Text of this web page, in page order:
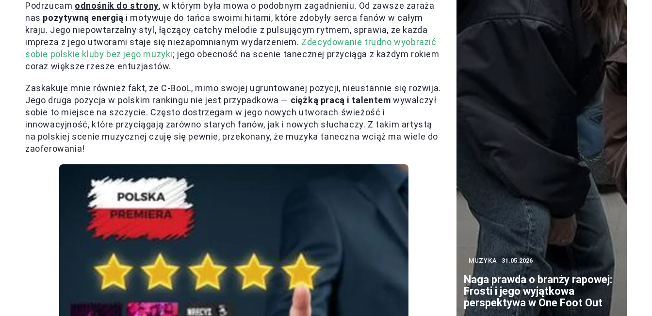
Podrzucam odnośnik do strony, w którym była mowa o podobnym zagadnieniu. Od zawsze zaraża
nas pozytywną energią i motywuje do tańca swoimi hitami, które zdobyły serca fanów w całym
kraju. Jego niepowtarzalny styl, łączący catchy melodie z pulsującym rytmem, sprawia, że każda
impreza z jego utworami staje się niezapomnianym wydarzeniem. Zdecydowanie trudno wyobrazić
sobie polskie kluby bez jego muzyki; jego obecność na scenie tanecznej przyciąga z każdym rokiem
coraz większe rzesze entuzjastów.
Zaskakuje mnie również fakt, że C-BooL, mimo swojej ugruntowanej pozycji, nieustannie się rozwija.
Jego druga pozycja w polskim rankingu nie jest przypadkowa — ciężką pracą i talentem wywalczył
sobie to miejsce na szczycie. Często dostrzegam w jego nowych utworach świeżość i
innowacyjność, które przyciągają zarówno starych fanów, jak i nowych słuchaczy. Z takim artystą
na polskiej scenie muzycznej czuję się pewnie, przekonany, że muzyka taneczna wciąż ma wiele do
zaoferowania!
MUZYKA 31.05.2026
Naga prawda o branży rapowej:
Frosti i jego wyjątkowa
perspektywa w One Foot Out